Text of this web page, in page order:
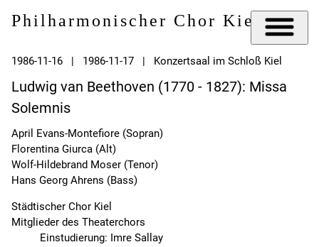
Philharmonischer Chor Kiel e.V.
1986-11-16 | 1986-11-17 | Konzertsaal im Schloß Kiel
Ludwig van Beethoven (1770 - 1827): Missa
Solemnis
April Evans-Montefiore (Sopran)
Florentina Giurca (Alt)
Wolf-Hildebrand Moser (Tenor)
Hans Georg Ahrens (Bass)
Städtischer Chor Kiel
Mitglieder des Theaterchors
Einstudierung: Imre Sallay